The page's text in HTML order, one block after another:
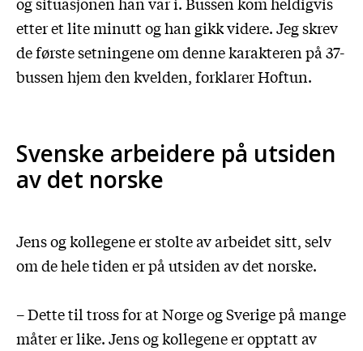
etter et lite minutt og han gikk videre. Jeg skrev
de første setningene om denne karakteren på 37-
bussen hjem den kvelden, forklarer Hoftun.
Svenske arbeidere på utsiden
av det norske
Jens og kollegene er stolte av arbeidet sitt, selv
om de hele tiden er på utsiden av det norske.
– Dette til tross for at Norge og Sverige på mange
måter er like. Jens og kollegene er opptatt av